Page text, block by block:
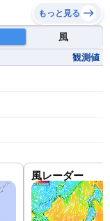
もっと見る
風
観測値
風レーダー